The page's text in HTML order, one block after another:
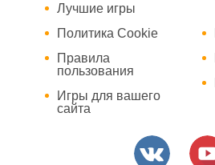
Лучшие игры
Политика Cookie
Правила
пользования
Игры для вашего
сайта